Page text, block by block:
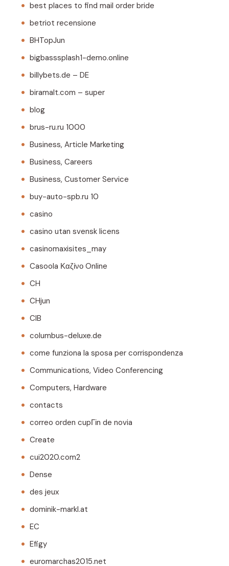
best places to find mail order bride
betriot recensione
BHTopJun
bigbasssplash1-demo.online
billybets.de – DE
biramalt.com – super
blog
brus-ru.ru 1000
Business, Article Marketing
Business, Careers
Business, Customer Service
buy-auto-spb.ru 10
casino
casino utan svensk licens
casinomaxisites_may
Casoola Καζίνο Online
CH
CHjun
CIB
columbus-deluxe.de
come funziona la sposa per corrispondenza
Communications, Video Conferencing
Computers, Hardware
contacts
correo orden cupГіn de novia
Create
cui2020.com2
Dense
des jeux
dominik-markl.at
EC
Efigy
euromarchas2015.net